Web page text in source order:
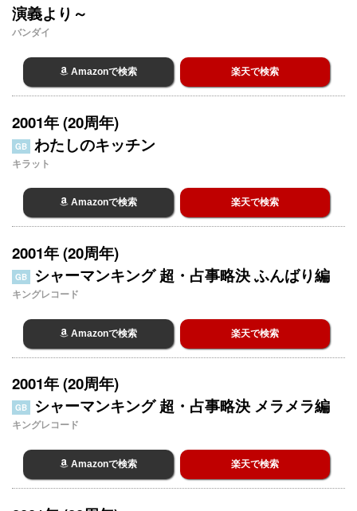
演義より～
バンダイ
Amazonで検索 楽天で検索
2001年 (20周年)
GB わたしのキッチン
キラット
Amazonで検索 楽天で検索
2001年 (20周年)
GB シャーマンキング 超・占事略決 ふんばり編
キングレコード
Amazonで検索 楽天で検索
2001年 (20周年)
GB シャーマンキング 超・占事略決 メラメラ編
キングレコード
Amazonで検索 楽天で検索